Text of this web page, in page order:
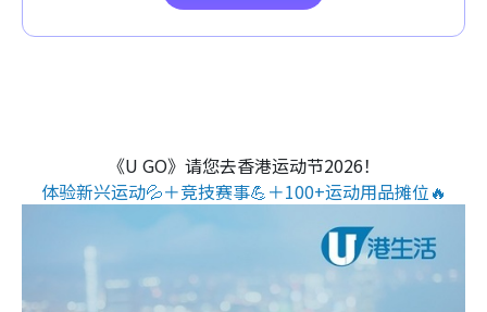
《U GO》请您去香港运动节2026！
体验新兴运动💦＋竞技赛事💪＋100+运动用品摊位🔥